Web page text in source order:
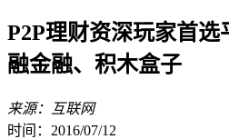
P2P理财资深玩家首选
融金融、积木盒子
来源：互联网
时间：2016/07/12